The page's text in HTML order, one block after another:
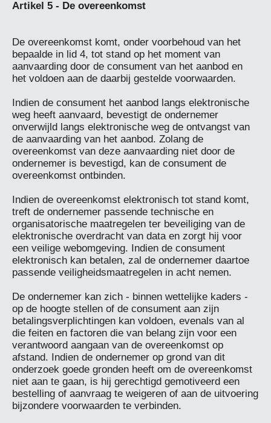
De overeenkomst komt, onder voorbehoud van het
bepaalde in lid 4, tot stand op het moment van
aanvaarding door de consument van het aanbod en
het voldoen aan de daarbij gestelde voorwaarden.
Indien de consument het aanbod langs elektronische
weg heeft aanvaard, bevestigt de ondernemer
onverwijld langs elektronische weg de ontvangst van
de aanvaarding van het aanbod. Zolang de
overeenkomst van deze aanvaarding niet door de
ondernemer is bevestigd, kan de consument de
overeenkomst ontbinden.
Indien de overeenkomst elektronisch tot stand komt,
treft de ondernemer passende technische en
organisatorische maatregelen ter beveiliging van de
elektronische overdracht van data en zorgt hij voor
een veilige webomgeving. Indien de consument
elektronisch kan betalen, zal de ondernemer daartoe
passende veiligheidsmaatregelen in acht nemen.
De ondernemer kan zich - binnen wettelijke kaders -
op de hoogte stellen of de consument aan zijn
betalingsverplichtingen kan voldoen, evenals van al
die feiten en factoren die van belang zijn voor een
verantwoord aangaan van de overeenkomst op
afstand. Indien de ondernemer op grond van dit
onderzoek goede gronden heeft om de overeenkomst
niet aan te gaan, is hij gerechtigd gemotiveerd een
bestelling of aanvraag te weigeren of aan de uitvoering
bijzondere voorwaarden te verbinden.